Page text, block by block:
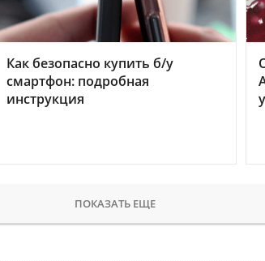
Как безопасно купить б/у
смартфон: подробная
инструкция
ПОКАЗАТЬ ЕЩЕ